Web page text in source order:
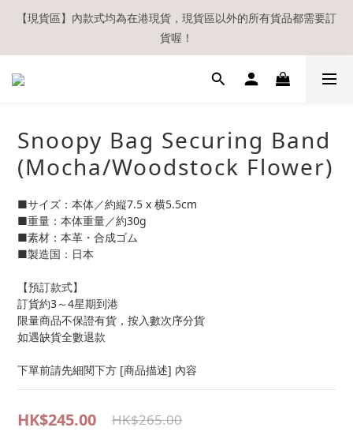
【現貨區】內款式均為在港現貨，現貨區以外的所有貨品都需要訂
貨喔！
【現貨區】內款式均為在港現貨，現貨區以外的所有貨品都需要訂
貨喔！
如欲享用會員優惠，註冊後請務必確認在『已登入狀態下』購物。
溫馨提示：所有順豐快遞／本地及國際郵遞寄出後，本店只會以電
郵通知出貨，下單後敬請留意電郵信箱。
【現貨區】內款式均為在港現貨，現貨區以外的所有貨品都需要訂
貨喔！
Snoopy Bag Securing Band
(Mocha/Woodstock Flower)
■サイズ：本体／約縦7.5 x 横5.5cm
■重量：本体重量／約30g
■素材：本革・合成ゴム
■製造国：日本
【預訂款式】
訂貨約3～4星期到港
限量商品不保證有貨，按入數次序分貨
如遇缺貨全數退款
下單前請先細閱下方 [商品描述] 內容
HK$245.00 HK$265.00